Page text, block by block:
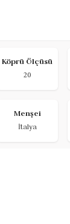
Köprü Ölçüsü
20
Menşei
İtalya